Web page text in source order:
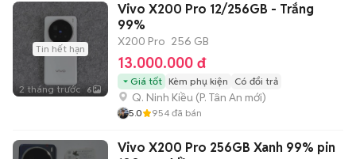
Tin hết hạn
2 tháng trước 6
Vivo X200 Pro 12/256GB - Trắng
99%
X200 Pro 256 GB
13.000.000 đ
Giá tốt Kèm phụ kiện Có đổi trả
Q. Ninh Kiều (P. Tân An mới)
5.0 954 đã bán
Vivo X200 Pro 256GB Xanh 99% pin